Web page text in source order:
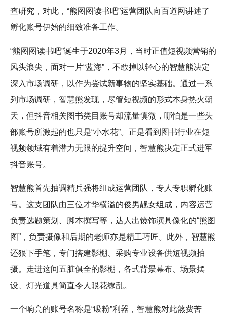
查研究，对此，“熊图图读书吧”运营团队向百道网讲述了
孵化账号伊始的细致准备工作。
“熊图图读书吧”诞生于2020年3月，当时正值短视频营销的
风头浪尖，面对一片“蓝海”，不敢掉以轻心的智慧熊决定
深入市场调研，以作为尝试新事物的坚实基础。通过一系
列市场调研，智慧熊发现，尽管短视频的形式本身热火朝
天，但抖音相关图书类目账号却流量慎微，哪怕是一些头
部账号所激起的也只是“小水花”。正是看到图书行业在短
视频领域有着潜力无限的提升空间，智慧熊决定正式进军
抖音账号。
智慧熊首先抽调精兵强将组成运营团队，专人专职孵化账
号。这支团队由三位才华横溢的俊男靓女组成，内容运营
负责选题策划、脚本撰写等，达人出镜饰演具像化的“熊图
图”，负责摄像和后期的老师亦是精工巧匠。此外，智慧熊
还狠下手笔，专门搭建影棚、采购专业设备供短视频拍
摄。走进这间五脏俱全的影棚，各式背景幕布、场景摆
设、灯光道具简直令人眼花缭乱。
一个响亮的账号名称是“吸粉”利器，智慧熊对此煞费苦